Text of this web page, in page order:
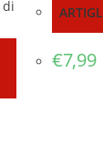
€7,99